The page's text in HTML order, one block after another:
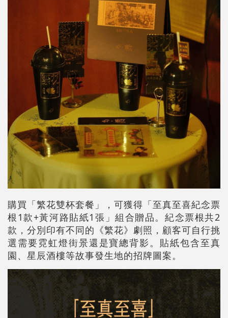
購買「繁花雙杯套餐」，可獲得「至真至喜紀念票
根1款+黃河路貼紙1張」組合贈品。紀念票根共2
款，分別印有不同的《繁花》劇照，顧客可自行挑
選需要霓虹燈街景還是寶總背影。貼紙包含至真
園、星辰酒樓等故事發生地的招牌圖案。